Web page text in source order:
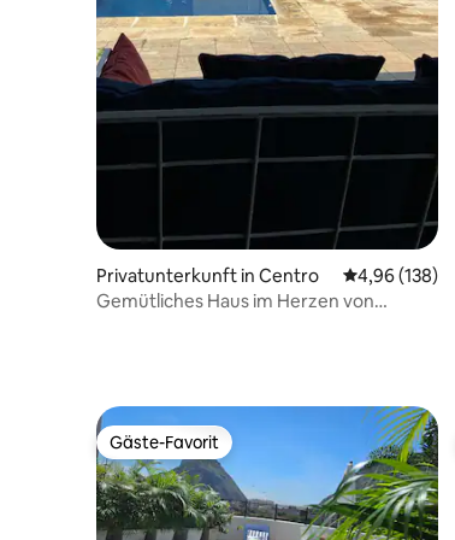
Privatunterkunft in Centro
4,96 (138)
Gemütliches Haus im Herzen von
Gäste-Favorit
Gäste-Favorit